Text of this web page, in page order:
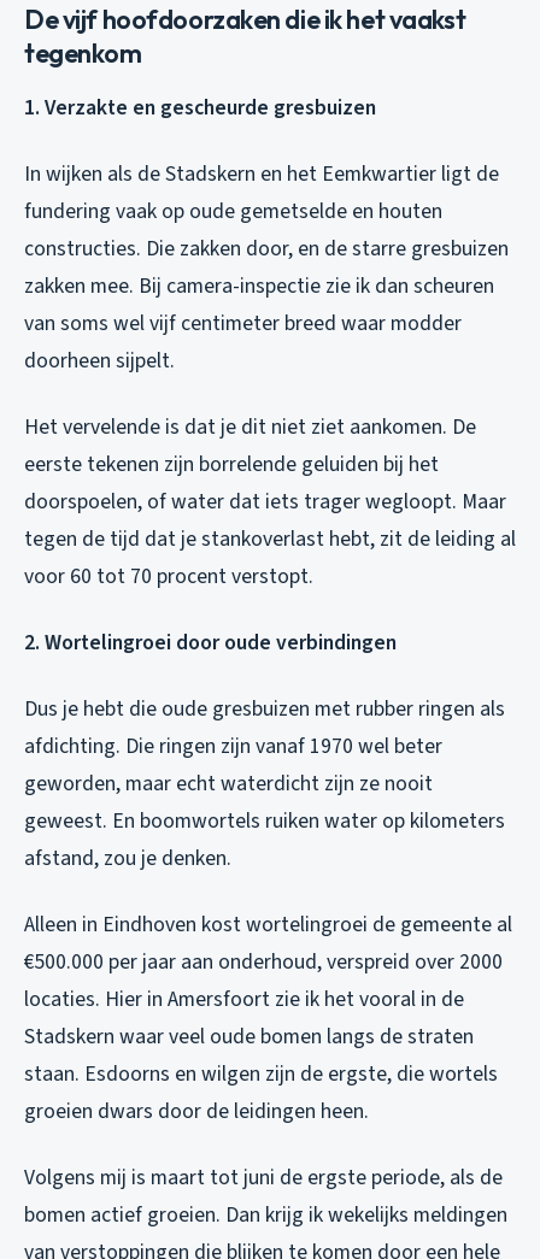
De vijf hoofdoorzaken die ik het vaakst
tegenkom
1. Verzakte en gescheurde gresbuizen
In wijken als de Stadskern en het Eemkwartier ligt de
fundering vaak op oude gemetselde en houten
constructies. Die zakken door, en de starre gresbuizen
zakken mee. Bij camera-inspectie zie ik dan scheuren
van soms wel vijf centimeter breed waar modder
doorheen sijpelt.
Het vervelende is dat je dit niet ziet aankomen. De
eerste tekenen zijn borrelende geluiden bij het
doorspoelen, of water dat iets trager wegloopt. Maar
tegen de tijd dat je stankoverlast hebt, zit de leiding al
voor 60 tot 70 procent verstopt.
2. Wortelingroei door oude verbindingen
Dus je hebt die oude gresbuizen met rubber ringen als
afdichting. Die ringen zijn vanaf 1970 wel beter
geworden, maar echt waterdicht zijn ze nooit
geweest. En boomwortels ruiken water op kilometers
afstand, zou je denken.
Alleen in Eindhoven kost wortelingroei de gemeente al
€500.000 per jaar aan onderhoud, verspreid over 2000
locaties. Hier in Amersfoort zie ik het vooral in de
Stadskern waar veel oude bomen langs de straten
staan. Esdoorns en wilgen zijn de ergste, die wortels
groeien dwars door de leidingen heen.
Volgens mij is maart tot juni de ergste periode, als de
bomen actief groeien. Dan krijg ik wekelijks meldingen
van verstoppingen die blijken te komen door een hele